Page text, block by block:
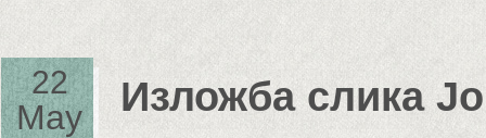
22
May
Изложба слика